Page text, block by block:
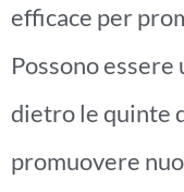
efficace per
Possono
dietro le quinte
promuovere